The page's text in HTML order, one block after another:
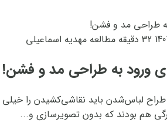
به طراحی مد و فشن!
32 دقیقه مطالعه مهدیه اسماعیلی
ورود به طراحی مد و فشن!
لباس‌شدن باید نقاشی‌کشیدن را
هم بودند که بدون تصویرسازی و...